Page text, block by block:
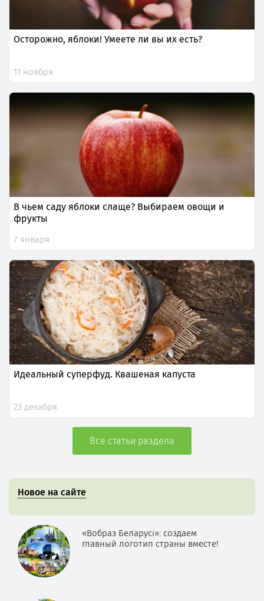
Осторожно, яблоки! Умеете ли вы их есть?
11 ноября
В чьем саду яблоки слаще? Выбираем овощи и
фрукты
7 января
Идеальный суперфуд. Квашеная капуста
23 декабря
Все статьи раздела
Новое на сайте
«Вобраз Беларусі»: создаем
главный логотип страны вместе!